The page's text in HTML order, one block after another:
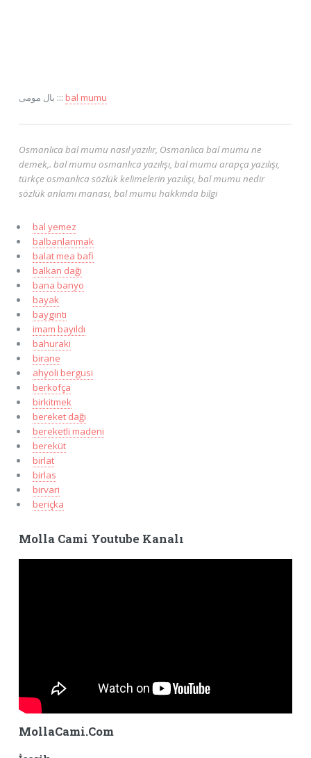
بال مومی ::: bal mumu
Osmanlıca bal mumu nasıl yazılır, Osmanlıca bal mumu ne
demek,. bal mumu osmanlıca yazılışı, bal mumu arapça yazılışı,
türkçe osmanlıca sözlük kelimelerin yazılışı, bal mumu nedir
sözlük anlamı manası, bal mumu hakkında bilgi
bal yemez
balbanlanmak
balat mea bafi
balkan dağı
bana banyo
bayak
baygıntı
imam bayıldı
bahuraki
birane
ahyoli bergusi
berkofça
birkitmek
bereket dağı
bereketli madeni
bereküt
birlat
birlas
birvari
beriçka
Molla Cami Youtube Kanalı
MollaCami.Com